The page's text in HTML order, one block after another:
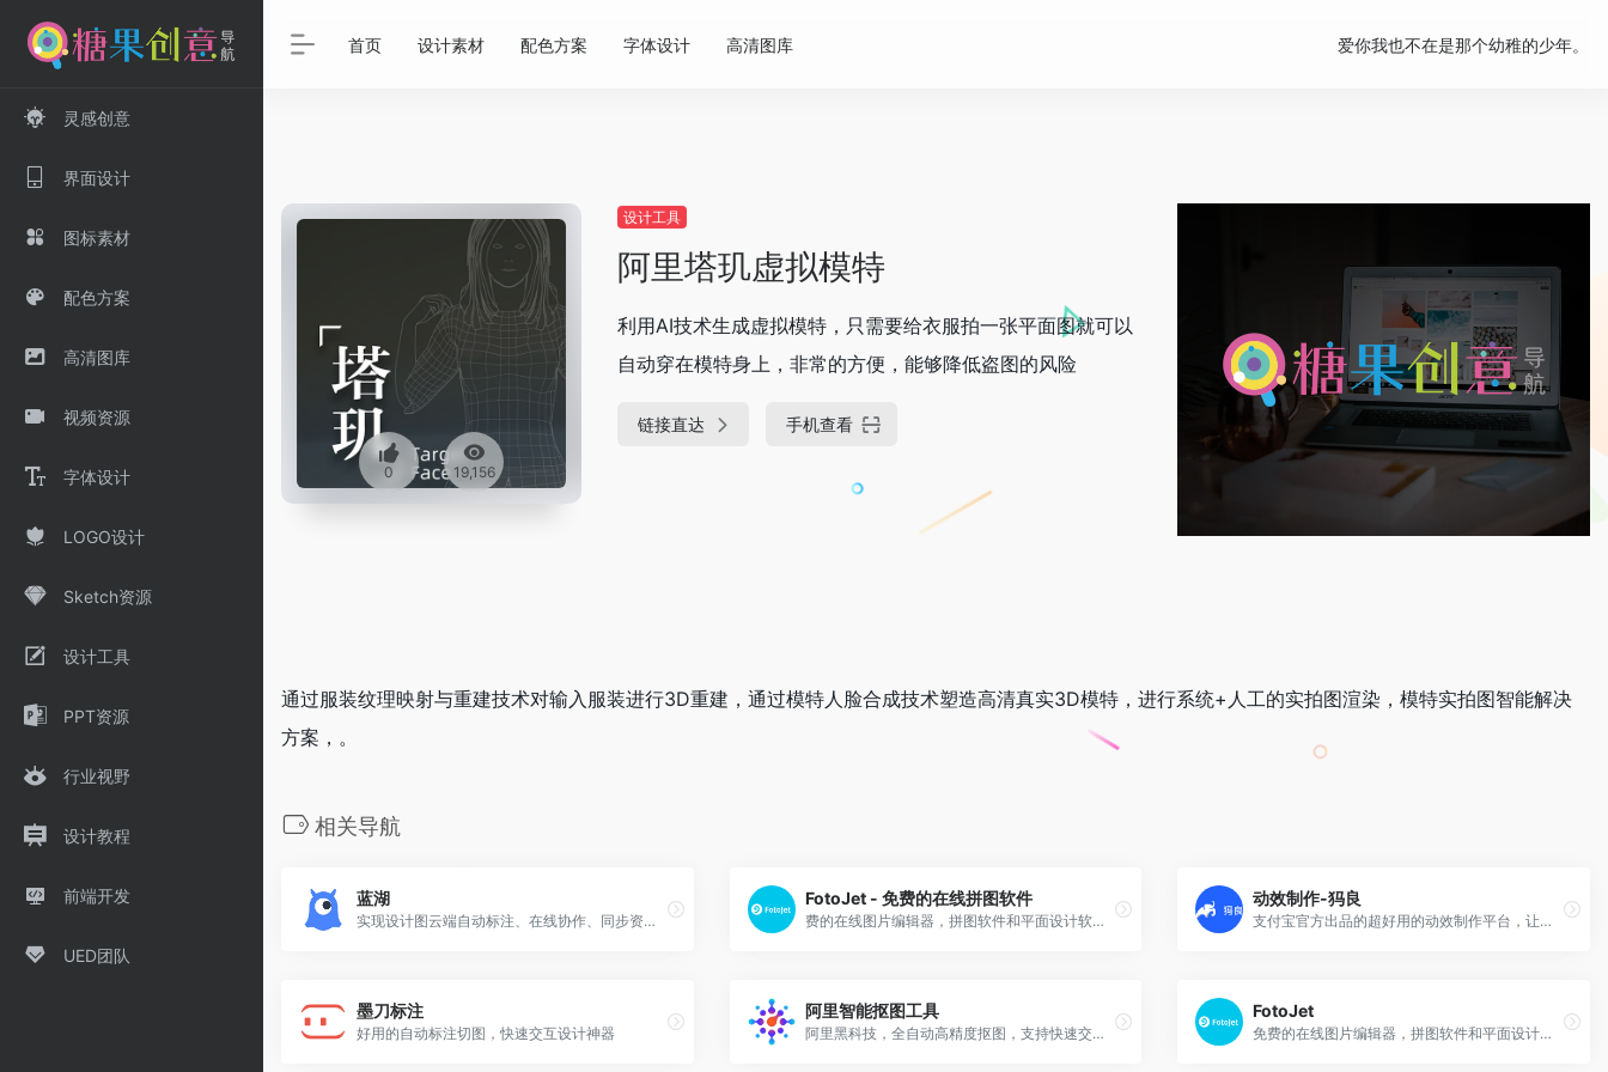
灵感创意
界面设计
图标素材
配色方案
高清图库
视频资源
字体设计
LOGO设计
Sketch资源
设计工具
PPT资源
行业视野
设计教程
前端开发
UED团队
首页 设计素材 配色方案 字体设计 高清图库 爱你我也不在是那个幼稚的少年。
0 19,156
设计工具
阿里塔玑虚拟模特
利用AI技术生成虚拟模特，只需要给衣服拍一张平面图就可以
自动穿在模特身上，非常的方便，能够降低盗图的风险
链接直达 手机查看
通过服装纹理映射与重建技术对输入服装进行3D重建，通过模特人脸合成技术塑造高清真实3D模特，进行系统+人工的实拍图渲染，模特实拍图智能解决
方案，。
相关导航
蓝湖
实现设计图云端自动标注、在线协作、同步资源文件等
FotoJet - 免费的在线拼图软件
费的在线图片编辑器，拼图软件和平面设计软件。你可以用它轻松地编辑照片，创作拼图和设计图片。
动效制作-犸良
支付宝官方出品的超好用的动效制作平台，让动效更简单！犸良作为一站式动效制作平台，通过海量的动效素材以及可视化编辑能力，帮助零基础的用户轻松完成动效制作。
墨刀标注
好用的自动标注切图，快速交互设计神器
阿里智能抠图工具
阿里黑科技，全自动高精度抠图，支持快速交互调整，擅长处理人物和电商商品。
FotoJet
免费的在线图片编辑器，拼图软件和平面设计软件。你可以用它轻松地编辑照片，创作拼图和设计图片。